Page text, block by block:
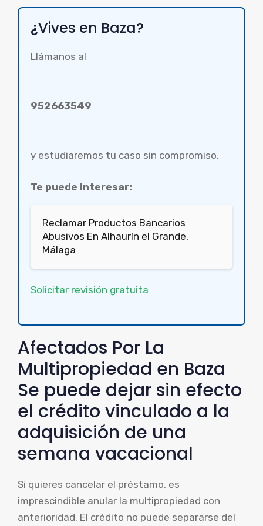
¿Vives en Baza?
Llámanos al
952663549
y estudiaremos tu caso sin compromiso.
Te puede interesar:
Reclamar Productos Bancarios
Abusivos En Alhaurín el Grande,
Málaga
Solicitar revisión gratuita
Afectados Por La
Multipropiedad en Baza
Se puede dejar sin efecto
el crédito vinculado a la
adquisición de una
semana vacacional
Si quieres cancelar el préstamo, es
imprescindible anular la multipropiedad con
anterioridad. El crédito no puede separarse del